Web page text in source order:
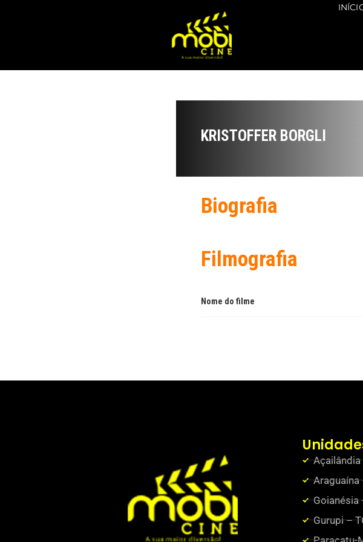
KRISTOFFER BORGLI
Biografia
Filmografia
Nome do filme
Araguaína
Goianésia
Gurupi –